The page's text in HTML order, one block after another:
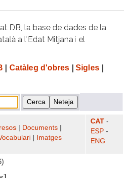
DB, la base de dades de la
a l'Edat Mitjana i el
Catàleg d'obres Sigles|
Documents
Imatges
CAT -
ESP -
ENG